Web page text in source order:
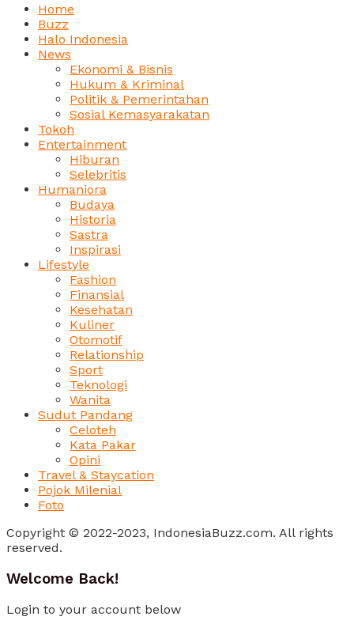
Home
Buzz
Halo Indonesia
News
Ekonomi & Bisnis
Hukum & Kriminal
Politik & Pemerintahan
Sosial Kemasyarakatan
Tokoh
Entertainment
Hiburan
Selebritis
Humaniora
Budaya
Historia
Sastra
Inspirasi
Lifestyle
Fashion
Finansial
Kesehatan
Kuliner
Otomotif
Relationship
Sport
Teknologi
Wanita
Sudut Pandang
Celoteh
Kata Pakar
Opini
Travel & Staycation
Pojok Milenial
Foto
Copyright © 2022-2023, IndonesiaBuzz.com. All rights
reserved.
Welcome Back!
Login to your account below